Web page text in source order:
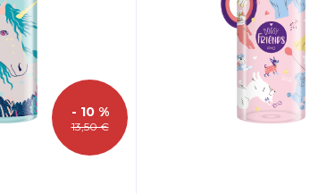
13,50 €
- 10 %